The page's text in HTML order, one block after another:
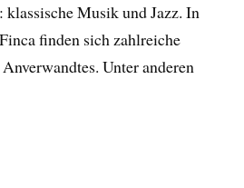
klassische Musik und Jazz. In
finden sich zahlreiche
Unter anderen